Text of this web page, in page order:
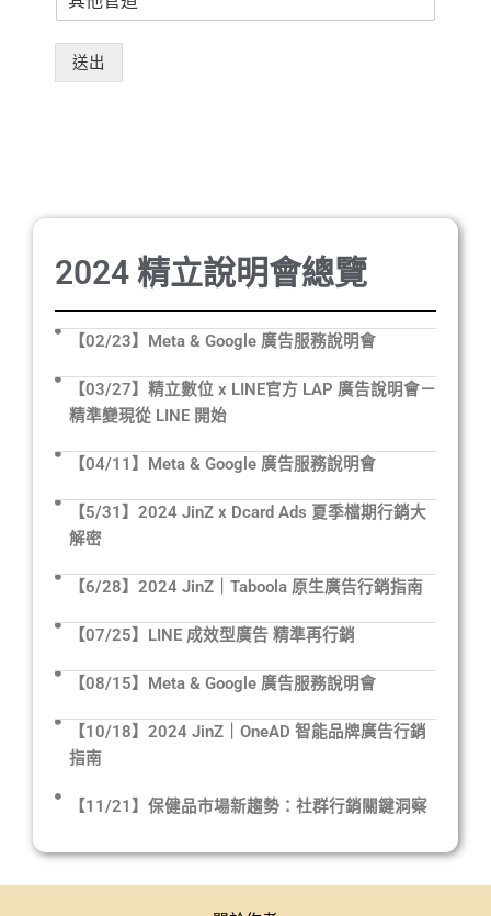
送出
2024 精立說明會總覽
【02/23】Meta & Google 廣告服務說明會
【03/27】精立數位 x LINE官方 LAP 廣告說明會－
精準變現從 LINE 開始
【04/11】Meta & Google 廣告服務說明會
【5/31】2024 JinZ x Dcard Ads 夏季檔期行銷大
解密
【6/28】2024 JinZ｜Taboola 原生廣告行銷指南
【07/25】LINE 成效型廣告 精準再行銷
【08/15】Meta & Google 廣告服務說明會
【10/18】2024 JinZ｜OneAD 智能品牌廣告行銷
指南
【11/21】保健品市場新趨勢：社群行銷關鍵洞察